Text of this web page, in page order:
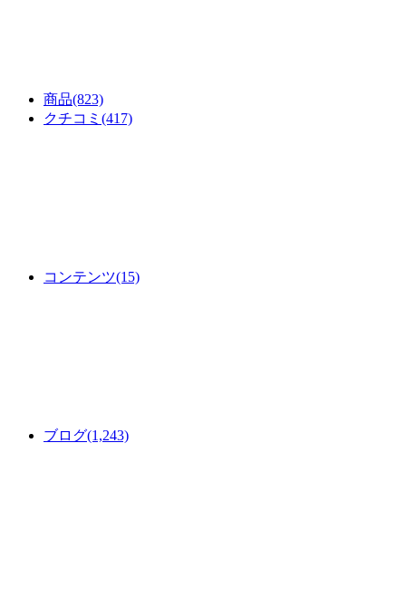
商品(823)
クチコミ (417)
コンテンツ(15)
ブログ(1,243)